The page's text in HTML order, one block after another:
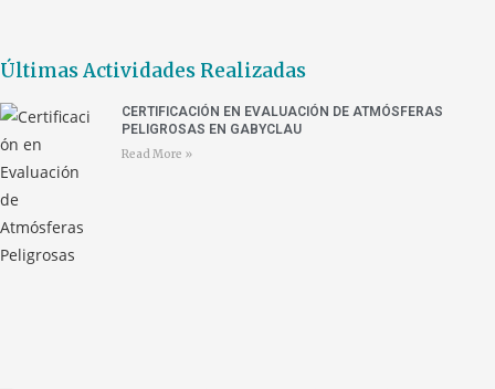
Últimas Actividades Realizadas
CERTIFICACIÓN EN EVALUACIÓN DE ATMÓSFERAS
PELIGROSAS EN GABYCLAU
Read More »